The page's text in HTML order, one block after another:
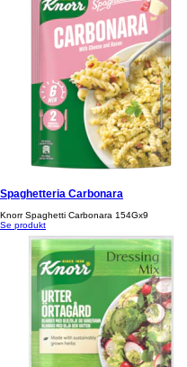
Spaghetteria Carbonara
Knorr Spaghetti Carbonara 154Gx9
Se produkt